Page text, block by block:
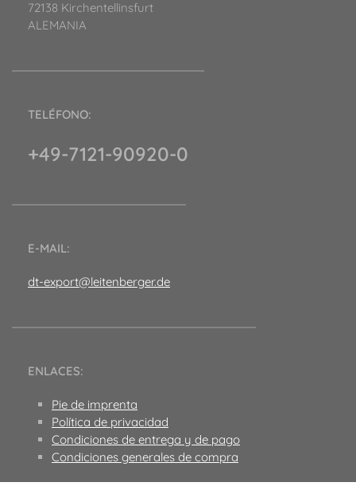
72138 Kirchentellinsfurt
ALEMANIA
TELÉFONO:
+49-7121-90920-0
E-MAIL:
dt-export@leitenberger.de
ENLACES:
Pie de imprenta
Política de privacidad
Condiciones de entrega y de pago
Condiciones generales de compra